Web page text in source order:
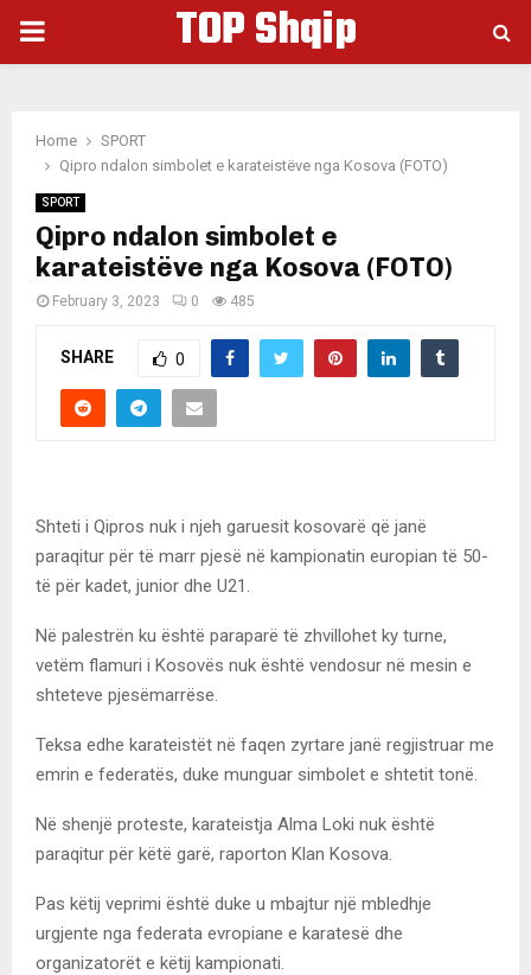
PRIMARY
TOP Shqip
Home
SPORT
Qipro ndalon simbolet e karateistëve nga Kosova (FOTO)
SPORT
Qipro ndalon simbolet e
karateistëve nga Kosova (FOTO)
February 3, 2023 0 485
SHARE 0
Shteti i Qipros nuk i njeh garuesit kosovarë që janë
paraqitur për të marr pjesë në kampionatin europian të 50-
të për kadet, junior dhe U21.
Në palestrën ku është paraparë të zhvillohet ky turne,
vetëm flamuri i Kosovës nuk është vendosur në mesin e
shteteve pjesëmarrëse.
Teksa edhe karateistët në faqen zyrtare janë regjistruar me
emrin e federatës, duke munguar simbolet e shtetit tonë.
Në shenjë proteste, karateistja Alma Loki nuk është
paraqitur për këtë garë, raporton Klan Kosova.
Pas këtij veprimi është duke u mbajtur një mbledhje
urgjente nga federata evropiane e karatesë dhe
organizatorët e këtij kampionati.